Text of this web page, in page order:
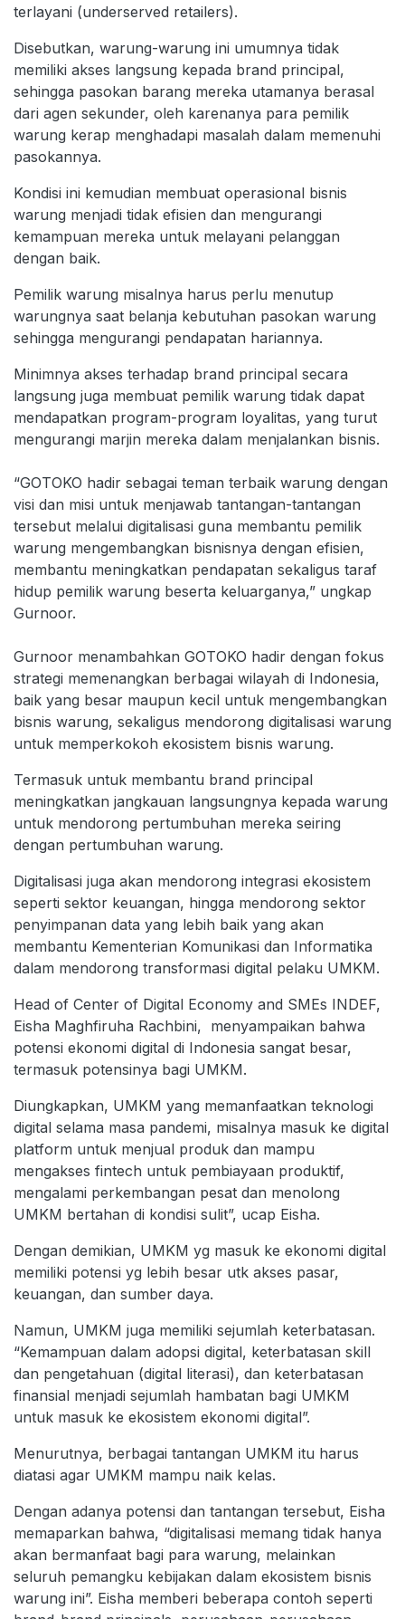
terlayani (underserved retailers).
Disebutkan, warung-warung ini umumnya tidak
memiliki akses langsung kepada brand principal,
sehingga pasokan barang mereka utamanya berasal
dari agen sekunder, oleh karenanya para pemilik
warung kerap menghadapi masalah dalam memenuhi
pasokannya.
Kondisi ini kemudian membuat operasional bisnis
warung menjadi tidak efisien dan mengurangi
kemampuan mereka untuk melayani pelanggan
dengan baik.
Pemilik warung misalnya harus perlu menutup
warungnya saat belanja kebutuhan pasokan warung
sehingga mengurangi pendapatan hariannya.
Minimnya akses terhadap brand principal secara
langsung juga membuat pemilik warung tidak dapat
mendapatkan program-program loyalitas, yang turut
mengurangi marjin mereka dalam menjalankan bisnis.
“GOTOKO hadir sebagai teman terbaik warung dengan
visi dan misi untuk menjawab tantangan-tantangan
tersebut melalui digitalisasi guna membantu pemilik
warung mengembangkan bisnisnya dengan efisien,
membantu meningkatkan pendapatan sekaligus taraf
hidup pemilik warung beserta keluarganya,” ungkap
Gurnoor.
Gurnoor menambahkan GOTOKO hadir dengan fokus
strategi memenangkan berbagai wilayah di Indonesia,
baik yang besar maupun kecil untuk mengembangkan
bisnis warung, sekaligus mendorong digitalisasi warung
untuk memperkokoh ekosistem bisnis warung.
Termasuk untuk membantu brand principal
meningkatkan jangkauan langsungnya kepada warung
untuk mendorong pertumbuhan mereka seiring
dengan pertumbuhan warung.
Digitalisasi juga akan mendorong integrasi ekosistem
seperti sektor keuangan, hingga mendorong sektor
penyimpanan data yang lebih baik yang akan
membantu Kementerian Komunikasi dan Informatika
dalam mendorong transformasi digital pelaku UMKM.
Head of Center of Digital Economy and SMEs INDEF,
Eisha Maghfiruha Rachbini, menyampaikan bahwa
potensi ekonomi digital di Indonesia sangat besar,
termasuk potensinya bagi UMKM.
Diungkapkan, UMKM yang memanfaatkan teknologi
digital selama masa pandemi, misalnya masuk ke digital
platform untuk menjual produk dan mampu
mengakses fintech untuk pembiayaan produktif,
mengalami perkembangan pesat dan menolong
UMKM bertahan di kondisi sulit”, ucap Eisha.
Dengan demikian, UMKM yg masuk ke ekonomi digital
memiliki potensi yg lebih besar utk akses pasar,
keuangan, dan sumber daya.
Namun, UMKM juga memiliki sejumlah keterbatasan.
“Kemampuan dalam adopsi digital, keterbatasan skill
dan pengetahuan (digital literasi), dan keterbatasan
finansial menjadi sejumlah hambatan bagi UMKM
untuk masuk ke ekosistem ekonomi digital”.
Menurutnya, berbagai tantangan UMKM itu harus
diatasi agar UMKM mampu naik kelas.
Dengan adanya potensi dan tantangan tersebut, Eisha
memaparkan bahwa, “digitalisasi memang tidak hanya
akan bermanfaat bagi para warung, melainkan
seluruh pemangku kebijakan dalam ekosistem bisnis
warung ini”. Eisha memberi beberapa contoh seperti